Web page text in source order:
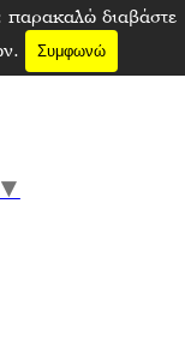
παρακαλώ διαβάστε
Συμφωνώ
▼